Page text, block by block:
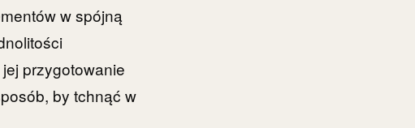
w spójną
przygotowanie
by tchnąć w